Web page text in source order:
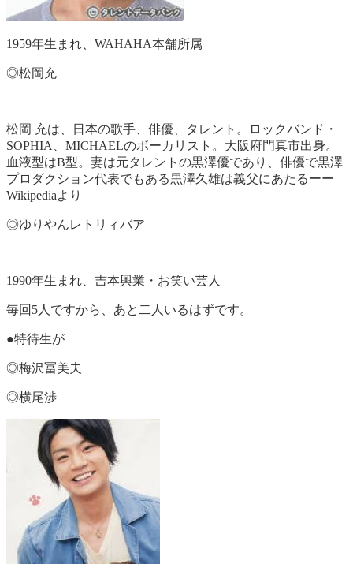
1959年生まれ、WAHAHA本舗所属
◎松岡充
松岡 充は、日本の歌手、俳優、タレント。ロックバンド・
SOPHIA、MICHAELのボーカリスト。大阪府門真市出身。
血液型はB型。妻は元タレントの黒澤優であり、俳優で黒澤
プロダクション代表でもある黒澤久雄は義父にあたるーー
Wikipediaより
◎ゆりやんレトリィバア
1990年生まれ、吉本興業・お笑い芸人
毎回5人ですから、あと二人いるはずです。
●特待生が
◎梅沢冨美夫
◎横尾渉